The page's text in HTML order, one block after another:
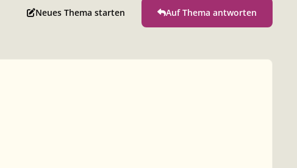
Neues Thema starten Auf Thema antworten